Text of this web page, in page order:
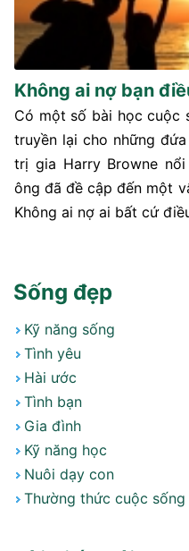
Không ai nợ bạn
Có một số bài học cuộc
truyền lại cho những
trị gia Harry Browne
ông đã đề cập đến một
Không ai nợ ai bất cứ
Sống đẹp
Kỹ năng sống
Tình yêu
Hài ước
Tình bạn
Gia đình
Kỹ năng học
Nuôi dạy con
Thường thức cuộc sống